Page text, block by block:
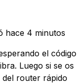
hace 4 minutos
el código
Luego si se os
router rápido